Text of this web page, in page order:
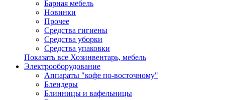
Барная мебель
Новинки
Прочее
Средства гигиены
Средства уборки
Средства упаковки
Показать все Хозинвентарь, мебель
Электрооборудование
Аппараты "кофе по-восточному"
Блендеры
Блинницы и вафельницы